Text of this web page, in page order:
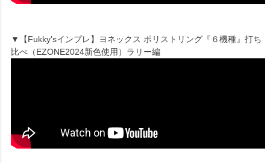
▼【Fukky'sインプレ】ヨネックス ポリストリング『６機種』打ち
比べ（EZONE2024新色使用）ラリー編